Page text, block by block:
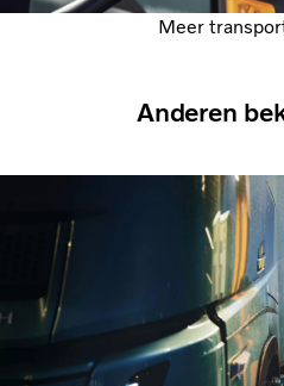
Meer
Anderen